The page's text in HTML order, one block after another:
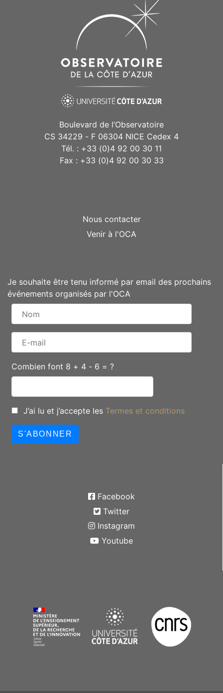
Boulevard de l’Observatoire
CS 34229 - F 06304 NICE Cedex 4
Tél. : +33 (0)4 92 00 30 11
Fax : +33 (0)4 92 00 30 33
Nous contacter
Venir à l'OCA
Je souhaite être tenu informé par email des prochains
événements organisés par l'OCA
Combien font 8 + 4 - 6 = ?
J’ai lu et j’accepte les Termes et conditions
S'ABONNER
Facebook
Twitter
Instagram
Youtube